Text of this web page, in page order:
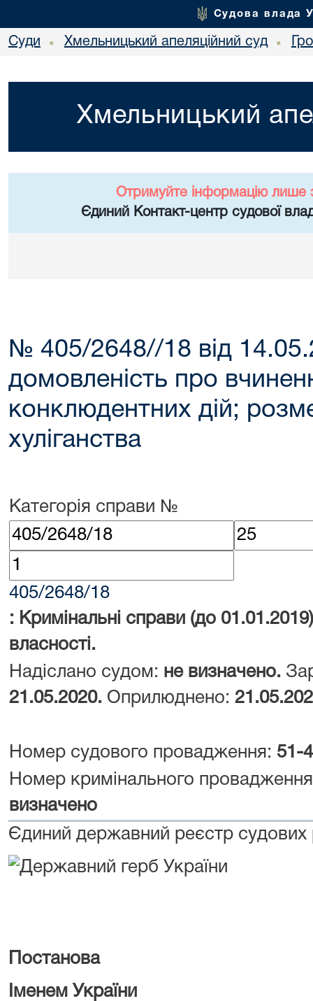
Судова влада
Суди • Хмельницький апеляційний суд •
Хмельницький
Отримуйте інформацію лише
Єдиний Контакт-центр судової
№ 405/2648//18 від
домовленість про
конклюдентних дій;
хуліганства
Категорія справи №
405/2648/18
: Кримінальні справи (до
власності.
Надіслано судом: не визначено.
21.05.2020. Оприлюднено:
Номер судового провадження: 51-
Номер кримінального
визначено
Єдиний державний реєстр судових
Постанова
Іменем України